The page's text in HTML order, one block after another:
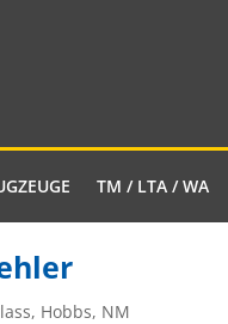
TM / LTA / WA
Hobbs, NM